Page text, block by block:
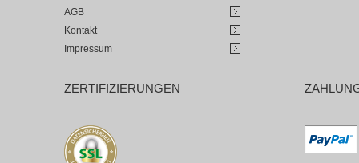
AGB
Kontakt
Impressum
ZERTIFIZIERUNGEN